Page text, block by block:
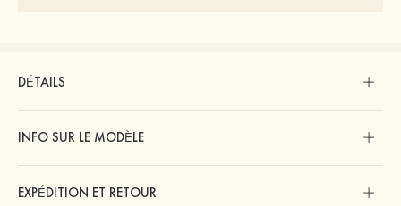
DÉTAILS
INFO SUR LE MODÈLE
EXPÉDITION ET RETOUR